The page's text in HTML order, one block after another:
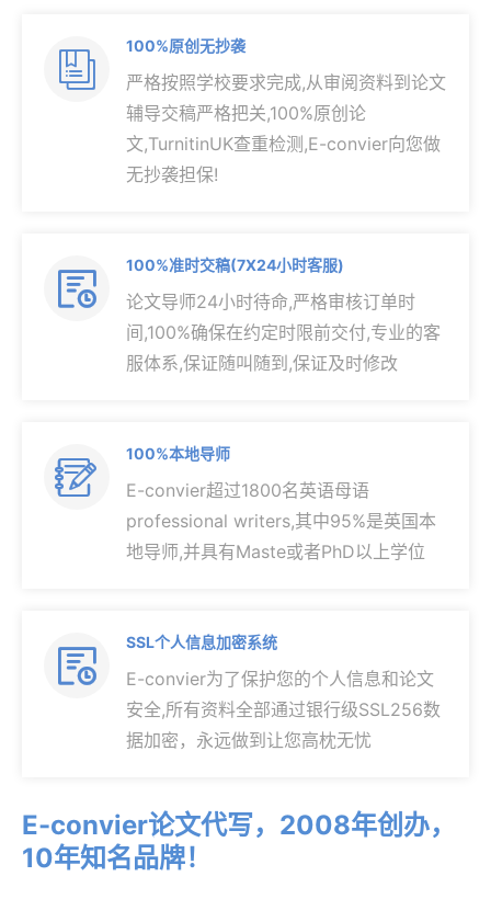

100%原创无抄袭
严格按照学校要求完成,从审阅资料到论文
辅导交稿严格把关,100%原创论
文,TurnitinUK查重检测,E-convier向您做
无抄袭担保!

100%准时交稿(7X24小时客服)
论文导师24小时待命,严格审核订单时
间,100%确保在约定时限前交付,专业的客
服体系,保证随叫随到,保证及时修改

100%本地导师
E-convier超过1800名英语母语
professional writers,其中95%是英国本
地导师,并具有Maste或者PhD以上学位

SSL个人信息加密系统
E-convier为了保护您的个人信息和论文
安全,所有资料全部通过银行级SSL256数
据加密，永远做到让您高枕无忧
E-convier论文代写，2008年创办，
10年知名品牌！